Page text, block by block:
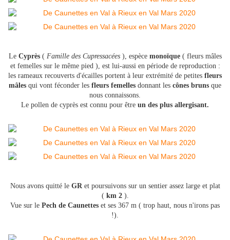
Le Cyprès( Famille des Cupressacées), espèce monoïque( fleurs mâles
et femelles sur le même pied ), est lui-aussi en période de reproduction :
les rameaux recouverts d'écailles portent à leur extrémité de petites fleurs
mâles qui vont féconder les fleurs femelles donnant les cônes bruns que
nous connaissons.
Le pollen de cyprès est connu pour être un des plus allergisant.
Nous avons quitté le GR et poursuivons sur un sentier assez large et plat
( km 2).
Vue sur le Pech de Caunettes et ses 367 m ( trop haut, nous n'irons pas
!).